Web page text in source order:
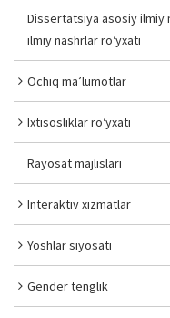
Dissertatsiya asosiy ilmiy
ilmiy nashrlar ro‘yxati
Ochiq ma’lumotlar
Ixtisosliklar ro‘yxati
Rayosat majlislari
Interaktiv xizmatlar
Yoshlar siyosati
Gender tenglik